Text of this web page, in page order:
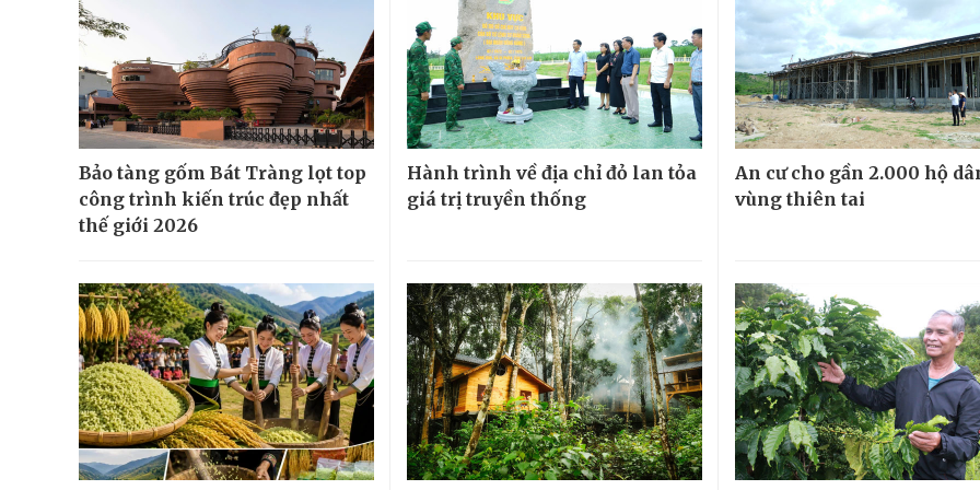
Bảo tàng gốm Bát Tràng lọt top
công trình kiến trúc đẹp nhất
thế giới 2026
Hành trình về địa chỉ đỏ lan tỏa
giá trị truyền thống
An cư cho gần 2.000 hộ
vùng thiên tai